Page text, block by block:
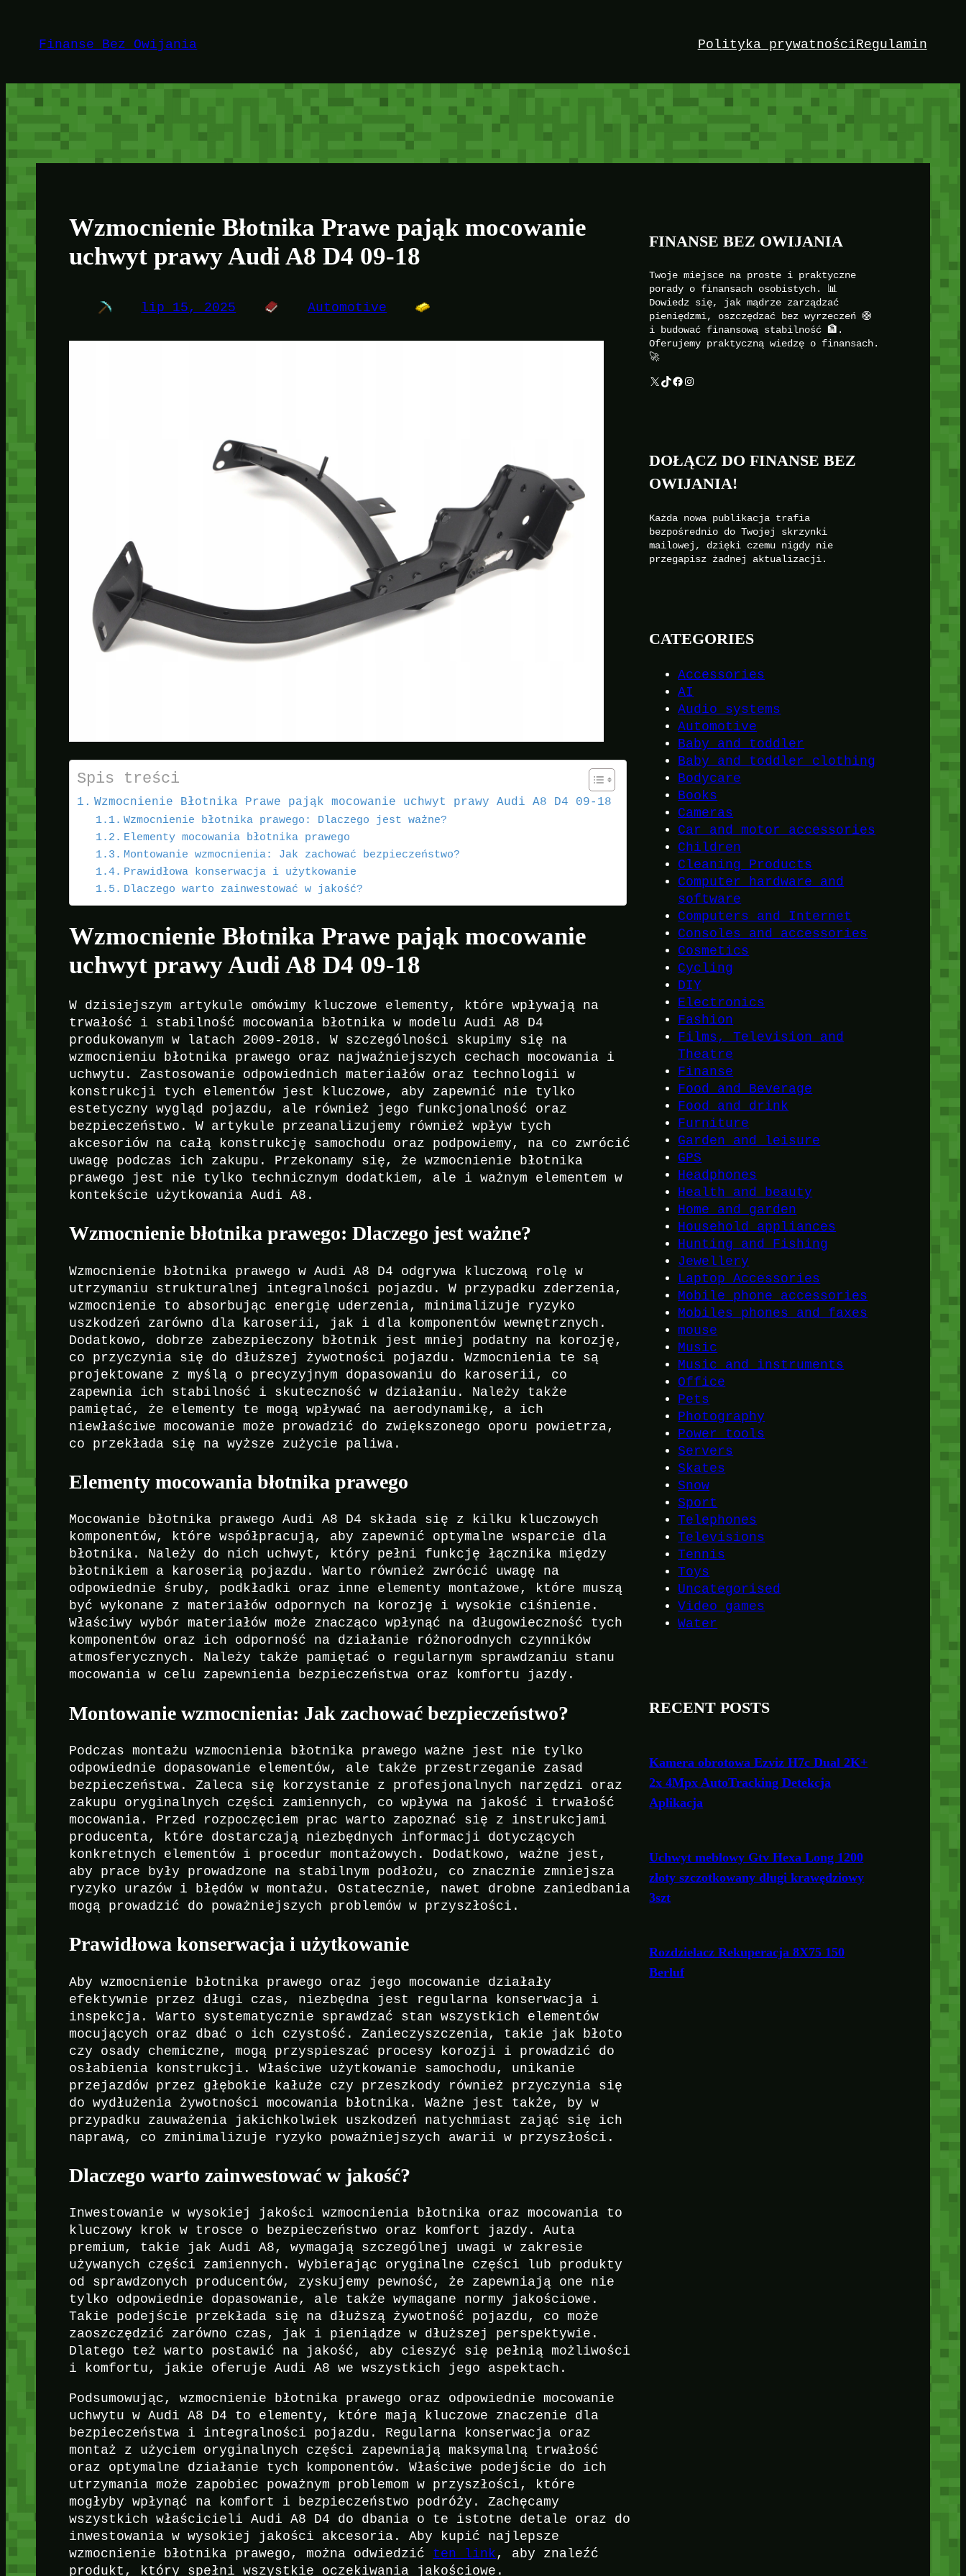
treściFinanse Bez Owijania Polityka prywatnościRegulamin
Wzmocnienie Błotnika Prawe pająk mocowanie
uchwyt prawy Audi A8 D4 09-18
lip 15, 2025 Automotive
Spis treści
Wzmocnienie Błotnika Prawe pająk mocowanie uchwyt prawy Audi A8 D4 09-18
Wzmocnienie błotnika prawego: Dlaczego jest ważne?
Elementy mocowania błotnika prawego
Montowanie wzmocnienia: Jak zachować bezpieczeństwo?
Prawidłowa konserwacja i użytkowanie
Dlaczego warto zainwestować w jakość?
Wzmocnienie Błotnika Prawe pająk mocowanie
uchwyt prawy Audi A8 D4 09-18
W dzisiejszym artykule omówimy kluczowe elementy, które wpływają na
trwałość i stabilność mocowania błotnika w modelu Audi A8 D4
produkowanym w latach 2009-2018. W szczególności skupimy się na
wzmocnieniu błotnika prawego oraz najważniejszych cechach mocowania i
uchwytu. Zastosowanie odpowiednich materiałów oraz technologii w
konstrukcji tych elementów jest kluczowe, aby zapewnić nie tylko
estetyczny wygląd pojazdu, ale również jego funkcjonalność oraz
bezpieczeństwo. W artykule przeanalizujemy również wpływ tych
akcesoriów na całą konstrukcję samochodu oraz podpowiemy, na co zwrócić
uwagę podczas ich zakupu. Przekonamy się, że wzmocnienie błotnika
prawego jest nie tylko technicznym dodatkiem, ale i ważnym elementem w
kontekście użytkowania Audi A8.
Wzmocnienie błotnika prawego: Dlaczego jest ważne?
Wzmocnienie błotnika prawego w Audi A8 D4 odgrywa kluczową rolę w
utrzymaniu strukturalnej integralności pojazdu. W przypadku zderzenia,
wzmocnienie to absorbując energię uderzenia, minimalizuje ryzyko
uszkodzeń zarówno dla karoserii, jak i dla komponentów wewnętrznych.
Dodatkowo, dobrze zabezpieczony błotnik jest mniej podatny na korozję,
co przyczynia się do dłuższej żywotności pojazdu. Wzmocnienia te są
projektowane z myślą o precyzyjnym dopasowaniu do karoserii, co
zapewnia ich stabilność i skuteczność w działaniu. Należy także
pamiętać, że elementy te mogą wpływać na aerodynamikę, a ich
niewłaściwe mocowanie może prowadzić do zwiększonego oporu powietrza,
co przekłada się na wyższe zużycie paliwa.
Elementy mocowania błotnika prawego
Mocowanie błotnika prawego Audi A8 D4 składa się z kilku kluczowych
komponentów, które współpracują, aby zapewnić optymalne wsparcie dla
błotnika. Należy do nich uchwyt, który pełni funkcję łącznika między
błotnikiem a karoserią pojazdu. Warto również zwrócić uwagę na
odpowiednie śruby, podkładki oraz inne elementy montażowe, które muszą
być wykonane z materiałów odpornych na korozję i wysokie ciśnienie.
Właściwy wybór materiałów może znacząco wpłynąć na długowieczność tych
komponentów oraz ich odporność na działanie różnorodnych czynników
atmosferycznych. Należy także pamiętać o regularnym sprawdzaniu stanu
mocowania w celu zapewnienia bezpieczeństwa oraz komfortu jazdy.
Montowanie wzmocnienia: Jak zachować bezpieczeństwo?
Podczas montażu wzmocnienia błotnika prawego ważne jest nie tylko
odpowiednie dopasowanie elementów, ale także przestrzeganie zasad
bezpieczeństwa. Zaleca się korzystanie z profesjonalnych narzędzi oraz
zakupu oryginalnych części zamiennych, co wpływa na jakość i trwałość
mocowania. Przed rozpoczęciem prac warto zapoznać się z instrukcjami
producenta, które dostarczają niezbędnych informacji dotyczących
konkretnych elementów i procedur montażowych. Dodatkowo, ważne jest,
aby prace były prowadzone na stabilnym podłożu, co znacznie zmniejsza
ryzyko urazów i błędów w montażu. Ostatecznie, nawet drobne zaniedbania
mogą prowadzić do poważniejszych problemów w przyszłości.
Prawidłowa konserwacja i użytkowanie
Aby wzmocnienie błotnika prawego oraz jego mocowanie działały
efektywnie przez długi czas, niezbędna jest regularna konserwacja i
inspekcja. Warto systematycznie sprawdzać stan wszystkich elementów
mocujących oraz dbać o ich czystość. Zanieczyszczenia, takie jak błoto
czy osady chemiczne, mogą przyspieszać procesy korozji i prowadzić do
osłabienia konstrukcji. Właściwe użytkowanie samochodu, unikanie
przejazdów przez głębokie kałuże czy przeszkody również przyczynia się
do wydłużenia żywotności mocowania błotnika. Ważne jest także, by w
przypadku zauważenia jakichkolwiek uszkodzeń natychmiast zająć się ich
naprawą, co zminimalizuje ryzyko poważniejszych awarii w przyszłości.
Dlaczego warto zainwestować w jakość?
Inwestowanie w wysokiej jakości wzmocnienia błotnika oraz mocowania to
kluczowy krok w trosce o bezpieczeństwo oraz komfort jazdy. Auta
premium, takie jak Audi A8, wymagają szczególnej uwagi w zakresie
używanych części zamiennych. Wybierając oryginalne części lub produkty
od sprawdzonych producentów, zyskujemy pewność, że zapewniają one nie
tylko odpowiednie dopasowanie, ale także wymagane normy jakościowe.
Takie podejście przekłada się na dłuższą żywotność pojazdu, co może
zaoszczędzić zarówno czas, jak i pieniądze w dłuższej perspektywie.
Dlatego też warto postawić na jakość, aby cieszyć się pełnią możliwości
i komfortu, jakie oferuje Audi A8 we wszystkich jego aspektach.
Podsumowując, wzmocnienie błotnika prawego oraz odpowiednie mocowanie
uchwytu w Audi A8 D4 to elementy, które mają kluczowe znaczenie dla
bezpieczeństwa i integralności pojazdu. Regularna konserwacja oraz
montaż z użyciem oryginalnych części zapewniają maksymalną trwałość
oraz optymalne działanie tych komponentów. Właściwe podejście do ich
utrzymania może zapobiec poważnym problemom w przyszłości, które
mogłyby wpłynąć na komfort i bezpieczeństwo podróży. Zachęcamy
wszystkich właścicieli Audi A8 D4 do dbania o te istotne detale oraz do
inwestowania w wysokiej jakości akcesoria. Aby kupić najlepsze
wzmocnienie błotnika prawego, można odwiedzić ten link, aby znaleźć
produkt, który spełni wszystkie oczekiwania jakościowe.
FINANSE BEZ OWIJANIA
Twoje miejsce na proste i praktyczne
porady o finansach osobistych. 📊
Dowiedz się, jak mądrze zarządzać
pieniędzmi, oszczędzać bez wyrzeczeń 🛟
i budować finansową stabilność 🏦.
Oferujemy praktyczną wiedzę o finansach.
🚀
X TikTok Facebook Instagram
DOŁĄCZ DO FINANSE BEZ
OWIJANIA!
Każda nowa publikacja trafia
bezpośrednio do Twojej skrzynki
mailowej, dzięki czemu nigdy nie
przegapisz żadnej aktualizacji.
CATEGORIES
Accessories
AI
Audio systems
Automotive
Baby and toddler
Baby and toddler clothing
Bodycare
Books
Cameras
Car and motor accessories
Children
Cleaning Products
Computer hardware and
software
Computers and Internet
Consoles and accessories
Cosmetics
Cycling
DIY
Electronics
Fashion
Films, Television and
Theatre
Finanse
Food and Beverage
Food and drink
Furniture
Garden and leisure
GPS
Headphones
Health and beauty
Home and garden
Household appliances
Hunting and Fishing
Jewellery
Laptop Accessories
Mobile phone accessories
Mobiles phones and faxes
mouse
Music
Music and instruments
Office
Pets
Photography
Power tools
Servers
Skates
Snow
Sport
Telephones
Televisions
Tennis
Toys
Uncategorised
Video games
Water
RECENT POSTS
Kamera obrotowa Ezviz H7c Dual 2K+
2x 4Mpx AutoTracking Detekcja
Aplikacja
Uchwyt meblowy Gtv Hexa Long 1200
złoty szczotkowany długi krawędziowy
3szt
Rozdzielacz Rekuperacja 8X75 150
Berluf